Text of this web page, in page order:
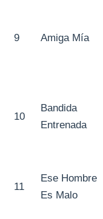
9 Amiga Mía
10
Bandida
Entrenada
11
Ese Hombre
Es Malo